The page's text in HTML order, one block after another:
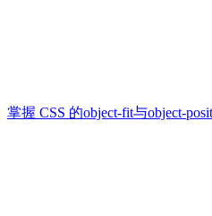
掌握 CSS 的object-fit与object-